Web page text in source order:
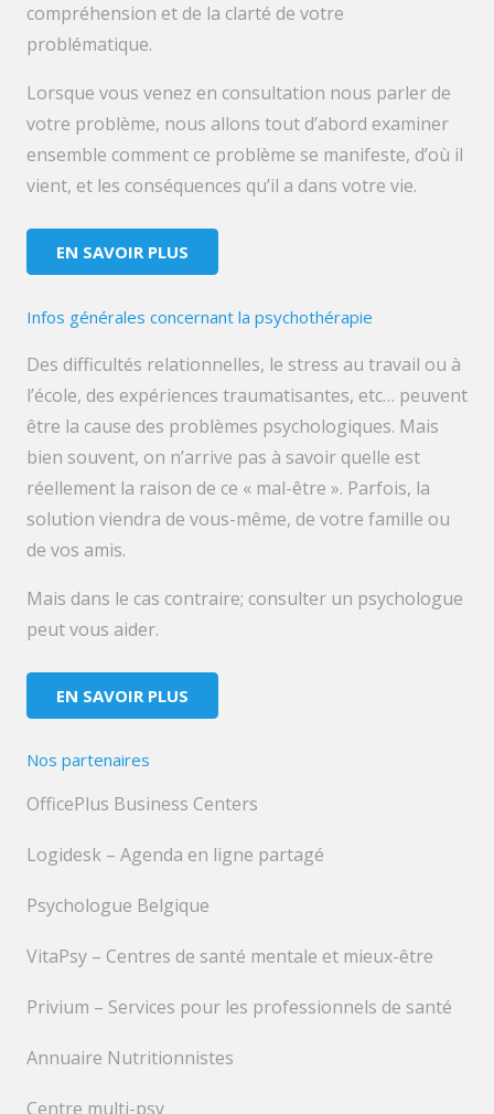
compréhension et de la clarté de votre
problématique.
Lorsque vous venez en consultation nous parler de
votre problème, nous allons tout d’abord examiner
ensemble comment ce problème se manifeste, d’où il
vient, et les conséquences qu’il a dans votre vie.
EN SAVOIR PLUS
Infos générales concernant la psychothérapie
Des difficultés relationnelles, le stress au travail ou à
l’école, des expériences traumatisantes, etc… peuvent
être la cause des problèmes psychologiques. Mais
bien souvent, on n’arrive pas à savoir quelle est
réellement la raison de ce « mal-être ». Parfois, la
solution viendra de vous-même, de votre famille ou
de vos amis.
Mais dans le cas contraire; consulter un psychologue
peut vous aider.
EN SAVOIR PLUS
Nos partenaires
OfficePlus Business Centers
Logidesk – Agenda en ligne partagé
Psychologue Belgique
VitaPsy – Centres de santé mentale et mieux-être
Privium – Services pour les professionnels de santé
Annuaire Nutritionnistes
Centre multi-psy